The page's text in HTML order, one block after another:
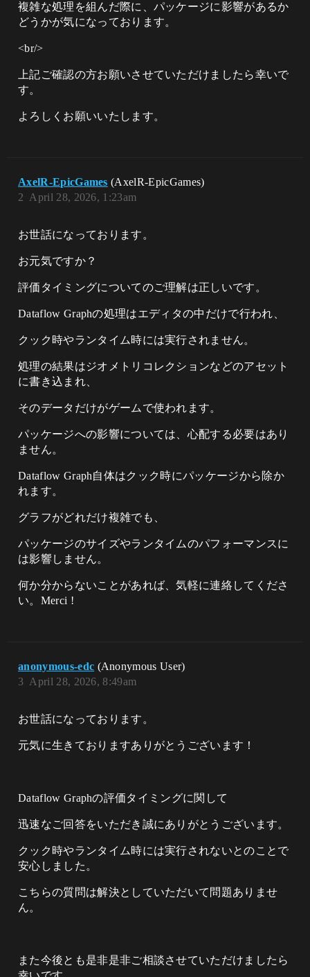
複雑な処理を組んだ際に、パッケージに影響があるか
どうかが気になっております。
<br/>
上記ご確認の方お願いさせていただけましたら幸いで
す。
よろしくお願いいたします。
AxelR-EpicGames (AxelR-EpicGames)
April 28, 2026, 1:23am
2
お世話になっております。
お元気ですか？
評価タイミングについてのご理解は正しいです。
Dataflow Graphの処理はエディタの中だけで行われ、
クック時やランタイム時には実行されません。
処理の結果はジオメトリコレクションなどのアセット
に書き込まれ、
そのデータだけがゲームで使われます。
パッケージへの影響については、心配する必要はあり
ません。
Dataflow Graph自体はクック時にパッケージから除か
れます。
グラフがどれだけ複雑でも、
パッケージのサイズやランタイムのパフォーマンスに
は影響しません。
何か分からないことがあれば、気軽に連絡してくださ
い。Merci !
anonymous-edc (Anonymous User)
April 28, 2026, 8:49am
3
お世話になっております。
元気に生きておりますありがとうございます！
​Dataflow Graphの評価タイミングに関して
迅速なご回答をいただき誠にありがとうございます。
​クック時やランタイム時には実行されないとのことで
安心しました。​
こちらの質問は解決としていただいて問題ありませ
ん。​
また今後とも是非是非ご相談させていただけましたら